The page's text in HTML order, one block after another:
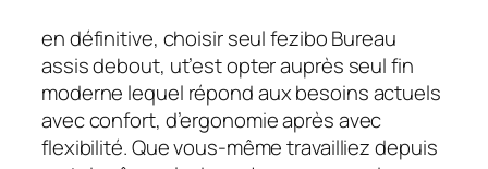
en définitive, choisir seul fezibo Bureau
assis debout, ut’est opter auprès seul fin
moderne lequel répond aux besoins actuels
avec confort, d’ergonomie après avec
flexibilité. Que vous-même travailliez depuis